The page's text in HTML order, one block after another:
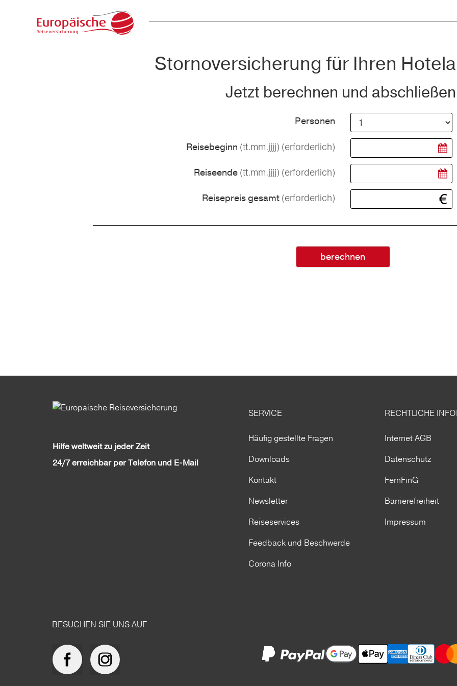
Stornoversicherung für Ihren
Jetzt berechnen und
Personen
Reisebeginn (tt.mm.jjjj) (erforderlich)
Reiseende (tt.mm.jjjj) (erforderlich)
Reisepreis gesamt (erforderlich)
berechnen
Hilfe weltweit zu jeder Zeit
24/7 erreichbar per Telefon und E-Mail
SERVICE
Häufig gestellte Fragen
Downloads
Kontakt
Newsletter
Reiseservices
Feedback und Beschwerde
Corona Info
RECHTLICHE
Internet AGB
Datenschutz
FernFinG
Barrierefreiheit
Impressum
BESUCHEN SIE UNS AUF